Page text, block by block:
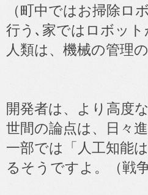
（町中ではお掃除ロ
行う､家ではロボット
人類は、機械の管理
開発者は、より高度
世間の論点は、日々
一部では「人工知能
るそうですよ。（戦